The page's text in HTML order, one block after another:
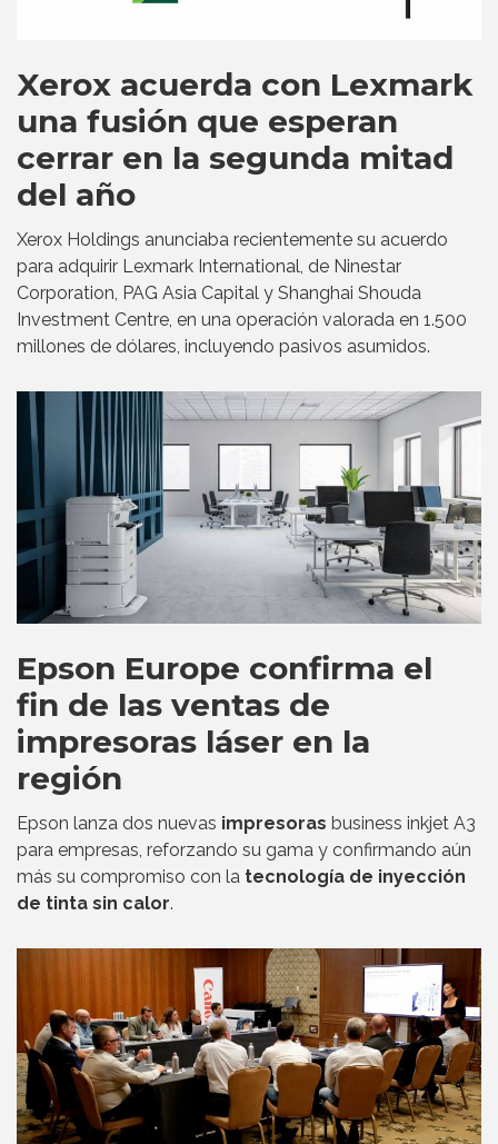
Xerox acuerda con Lexmark
una fusión que esperan
cerrar en la segunda mitad
del año
Xerox Holdings anunciaba recientemente su acuerdo
para adquirir Lexmark International, de Ninestar
Corporation, PAG Asia Capital y Shanghai Shouda
Investment Centre, en una operación valorada en 1.500
millones de dólares, incluyendo pasivos asumidos.
Epson Europe confirma el
fin de las ventas de
impresoras láser en la
región
Epson lanza dos nuevas impresoras business inkjet A3
para empresas, reforzando su gama y confirmando aún
más su compromiso con la tecnología de inyección
de tinta sin calor.